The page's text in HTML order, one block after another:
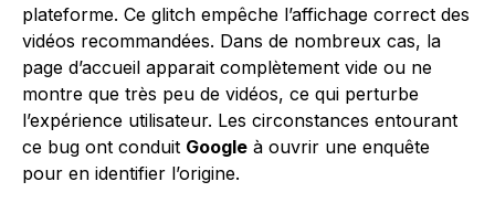
plateforme. Ce glitch empêche l’affichage correct des
vidéos recommandées. Dans de nombreux cas, la
page d’accueil apparait complètement vide ou ne
montre que très peu de vidéos, ce qui perturbe
l’expérience utilisateur. Les circonstances entourant
ce bug ont conduit Google à ouvrir une enquête
pour en identifier l’origine.